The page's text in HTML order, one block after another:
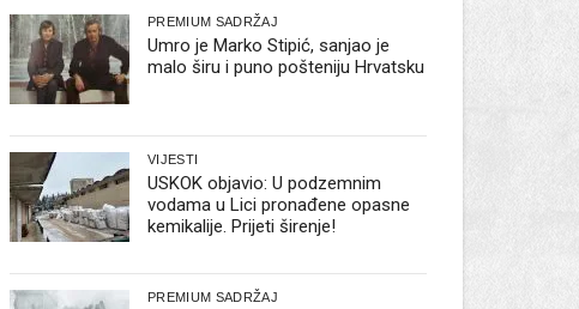
PREMIUM SADRŽAJ
Umro je Marko Stipić, sanjao je
malo širu i puno pošteniju Hrvatsku
VIJESTI
USKOK objavio: U podzemnim
vodama u Lici pronađene opasne
kemikalije. Prijeti širenje!
PREMIUM SADRŽAJ